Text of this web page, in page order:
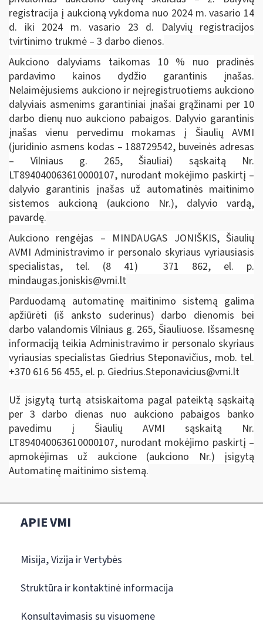
registracija į aukcioną vykdoma nuo 2024 m. vasario 14
d. iki 2024 m. vasario 23 d. Dalyvių registracijos
tvirtinimo trukmė – 3 darbo dienos.
Aukciono dalyviams taikomas 10 % nuo pradinės
pardavimo kainos dydžio garantinis įnašas.
Nelaimėjusiems aukciono ir neįregistruotiems aukciono
dalyviais asmenims garantiniai įnašai grąžinami per 10
darbo dienų nuo aukciono pabaigos. Dalyvio garantinis
įnašas vienu pervedimu mokamas į Šiaulių AVMI
(juridinio asmens kodas – 188729542, buveinės adresas
– Vilniaus g. 265, Šiauliai) sąskaitą Nr.
LT894040063610000107, nurodant mokėjimo paskirtį –
dalyvio garantinis įnašas už automatinės maitinimo
sistemos aukcioną (aukciono Nr.), dalyvio vardą,
pavardę.
Aukciono rengėjas – MINDAUGAS JONIŠKIS, Šiaulių
AVMI Administravimo ir personalo skyriaus vyriausiasis
specialistas, tel. (8 41) 371 862, el. p.
mindaugas.joniskis@vmi.lt
Parduodamą automatinę maitinimo sistemą galima
apžiūrėti (iš anksto suderinus) darbo dienomis bei
darbo valandomis Vilniaus g. 265, Šiauliuose. Išsamesnę
informaciją teikia Administravimo ir personalo skyriaus
vyriausias specialistas Giedrius Steponavičius, mob. tel.
+370 616 56 455, el. p. Giedrius.Steponavicius@vmi.lt
Už įsigytą turtą atsiskaitoma pagal pateiktą sąskaitą
per 3 darbo dienas nuo aukciono pabaigos banko
pavedimu į Šiaulių AVMI sąskaitą Nr.
LT894040063610000107, nurodant mokėjimo paskirtį –
apmokėjimas už aukcione (aukciono Nr.) įsigytą
Automatinę maitinimo sistemą.
APIE VMI
Misija, Vizija ir Vertybės
Struktūra ir kontaktinė informacija
Konsultavimasis su visuomene